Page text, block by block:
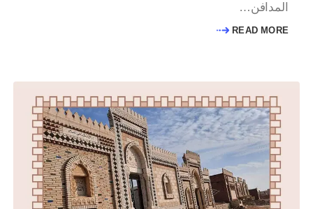
المدافن…
READ MORE